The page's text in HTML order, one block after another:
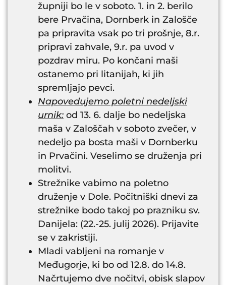
župniji bo le v soboto. 1. in 2. berilo
bere Prvačina, Dornberk in Zalošče
pa pripravita vsak po tri prošnje, 8.r.
pripravi zahvale, 9.r. pa uvod v
pozdrav miru. Po končani maši
ostanemo pri litanijah, ki jih
spremljajo pevci.
Napovedujemo poletni nedeljski
urnik: od 13. 6. dalje bo nedeljska
maša v Zaloščah v soboto zvečer, v
nedeljo pa bosta maši v Dornberku
in Prvačini. Veselimo se druženja pri
molitvi.
Strežnike vabimo na poletno
druženje v Dole. Počitniški dnevi za
strežnike bodo takoj po prazniku sv.
Danijela: (22.-25. julij 2026). Prijavite
se v zakristiji.
Mladi vabljeni na romanje v
Međugorje, ki bo od 12.8. do 14.8.
Načrtujemo dve nočitvi, obisk slapov